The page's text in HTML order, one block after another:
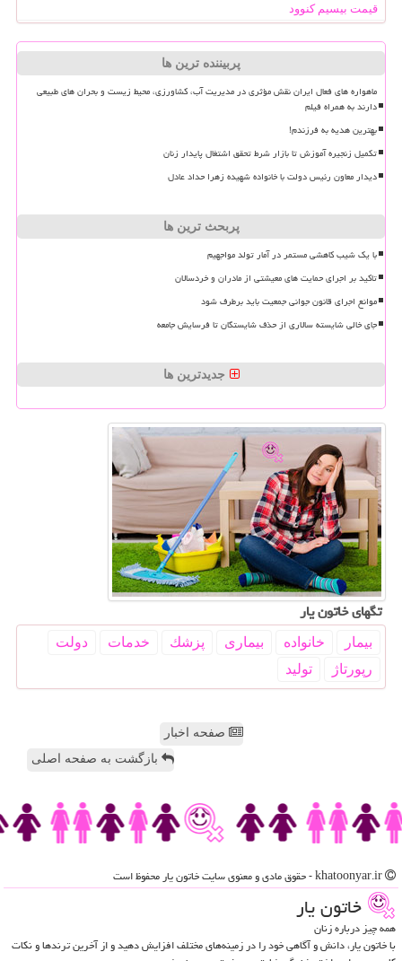
قیمت بیسیم کنوود
پربیننده ترین ها
ماهواره های فعال ایران نقش مؤثری در مدیریت آب، کشاورزی، محیط زیست و بحران های طبیعی
دارند به همراه فیلم
بهترین هدیه به فرزندم!
تکمیل زنجیره آموزش تا بازار شرط تحقق اشتغال پایدار زنان
دیدار معاون رئیس دولت با خانواده شهیده زهرا حداد عادل
پربحث ترین ها
با یک شیب کاهشی مستمر در آمار تولد مواجهیم
تاکید بر اجرای حمایت های معیشتی از مادران و خردسالان
موانع اجرای قانون جوانی جمعیت باید برطرف شود
جای خالی شایسته سالاری از حذف شایستگان تا فرسایش جامعه
جدیدترین ها
تگهای خاتون یار
بیمار خانواده بیماری پزشك خدمات
دولت
رپورتاژ
تولید
صفحه اخبار
بازگشت به صفحه اصلی
خاتون یار
همه چیز درباره زنان
با خاتون یار، دانش و آگاهی خود را در زمینه‌های مختلف افزایش دهید و از آخرین ترندها و نکات